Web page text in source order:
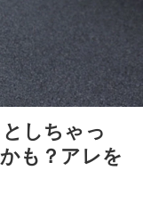
しちゃっ
も？アレを